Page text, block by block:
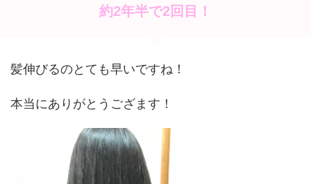
約2年半で2回目！
髪伸びるのとても早いですね！
本当にありがとうござます！